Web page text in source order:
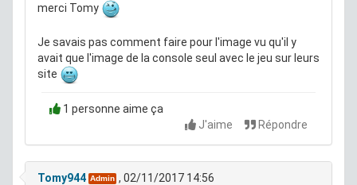
merci Tomy
Je savais pas comment faire pour l'image vu qu'il y
avait que l'image de la console seul avec le jeu sur leurs
site
1 personne aime ça
J'aime
Répondre
Tomy944 Admin , 02/11/2017 14:56